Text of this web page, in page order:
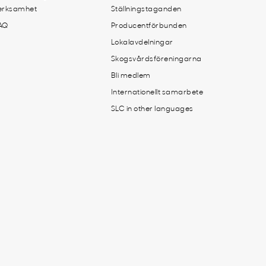
Ställningstaganden
Producentförbunden
Lokalavdelningar
Skogsvårdsföreningarna
Bli medlem
Internationellt samarbete
SLC in other languages